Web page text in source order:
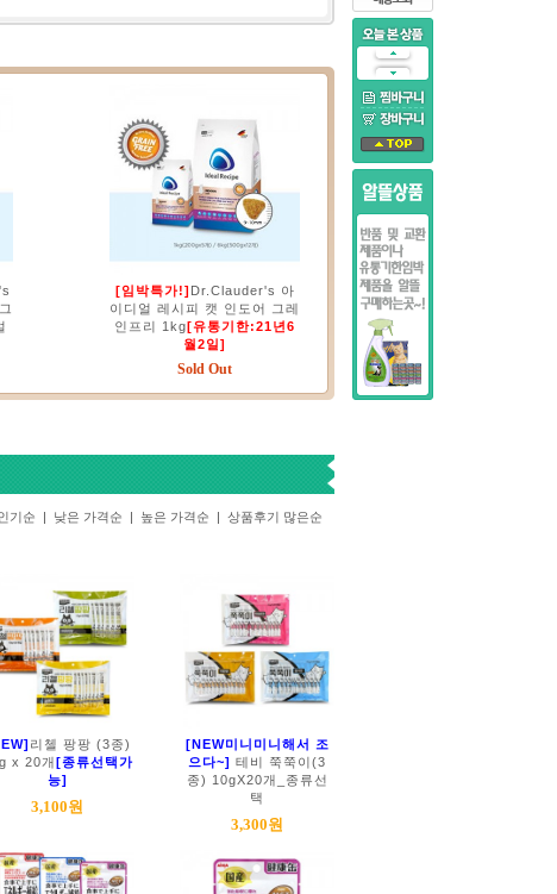
[임박특가!] Dr.Clauder's 아
이디얼 레시피 캣 인도어 그레
인프리 1kg[유통기한:21년6
월2일]
Sold Out
기순 | 낮은 가격순 | 높은 가격순 | 상품후기 많은순
리첼 팡팡 (3종)
x 20개[종류선택가
능]
3,100원
[NEW미니미니해서 조
으다~] 테비 쭉쭉이(3
종) 10gX20개_종류선
택
3,300원